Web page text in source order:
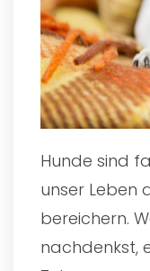
Hunde sind
unser Leben
bereichern.
nachdenkst,